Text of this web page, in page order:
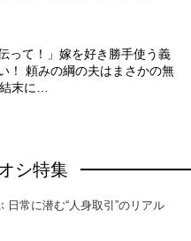
って！」嫁を好き勝手使う義
！ 頼みの綱の夫はまさかの無
末に…
シ特集
日常に潜む“人身取引”のリアル